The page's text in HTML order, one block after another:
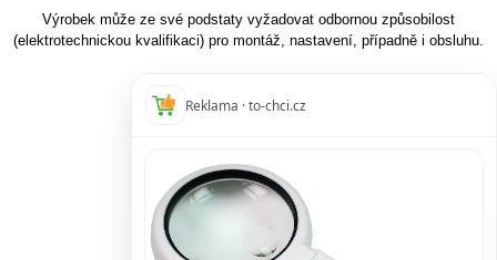
Výrobek může ze své podstaty vyžadovat odbornou způsobilost
(elektrotechnickou kvalifikaci) pro montáž, nastavení, případně i obsluhu.
Reklama · to-chci.cz